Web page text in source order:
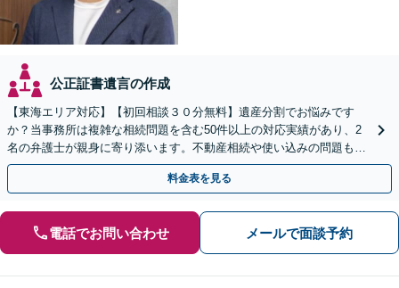
公正証書遺言の作成
【東海エリア対応】【初回相談３０分無料】遺産分割でお悩みです
か？当事務所は複雑な相続問題を含む50件以上の対応実績があり、2
名の弁護士が親身に寄り添います。不動産相続や使い込みの問題も分
かりやすく解説。WEB相談可能。LINE予約受付中
料金表を見る
電話でお問い合わせ メールで面談予約